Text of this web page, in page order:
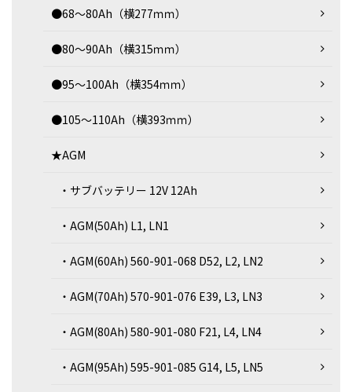
●68～80Ah（横277ｍｍ）
●80～90Ah（横315ｍｍ）
●95～100Ah（横354ｍｍ）
●105～110Ah（横393ｍｍ）
★AGM
・サブバッテリー 12V 12Ah
・AGM(50Ah) L1, LN1
・AGM(60Ah) 560-901-068 D52, L2, LN2
・AGM(70Ah) 570-901-076 E39, L3, LN3
・AGM(80Ah) 580-901-080 F21, L4, LN4
・AGM(95Ah) 595-901-085 G14, L5, LN5